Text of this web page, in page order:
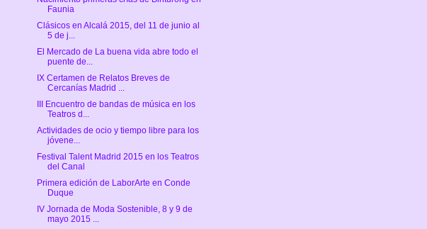
Faunia
Clásicos en Alcalá 2015, del 11 de junio al
5 de j...
El Mercado de La buena vida abre todo el
puente de...
IX Certamen de Relatos Breves de
Cercanías Madrid ...
III Encuentro de bandas de música en los
Teatros d...
Actividades de ocio y tiempo libre para los
jóvene...
Festival Talent Madrid 2015 en los Teatros
del Canal
Primera edición de LaborArte en Conde
Duque
IV Jornada de Moda Sostenible, 8 y 9 de
mayo 2015 ...